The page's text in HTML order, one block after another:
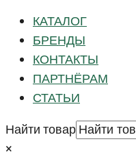
КАТАЛОГ
БРЕНДЫ
КОНТАКТЫ
ПАРТНЁРАМ
СТАТЬИ
Найти товар
×